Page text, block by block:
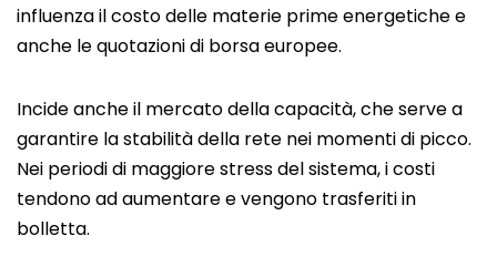
influenza il costo delle materie prime energetiche e
anche le quotazioni di borsa europee.
Incide anche il mercato della capacità, che serve a
garantire la stabilità della rete nei momenti di picco.
Nei periodi di maggiore stress del sistema, i costi
tendono ad aumentare e vengono trasferiti in
bolletta.